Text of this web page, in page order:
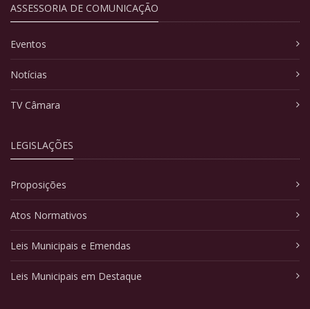
ASSESSORIA DE COMUNICAÇÃO
Eventos
Notícias
TV Câmara
LEGISLAÇÕES
Proposições
Atos Normativos
Leis Municipais e Emendas
Leis Municipais em Destaque